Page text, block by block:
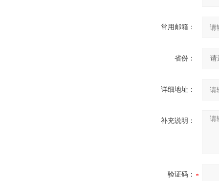
常用邮箱：
省份：
详细地址：
补充说明：
验证码：